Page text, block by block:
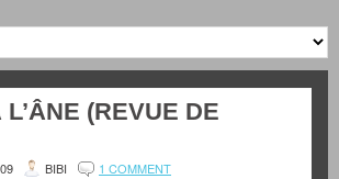
(REVUE DE
BIBI 1 COMMENT